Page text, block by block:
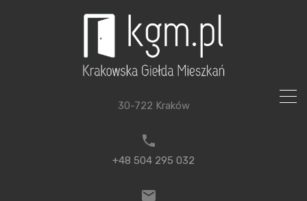
Skontaktuj sie z nami
30-722 Kraków
+48 504 295 032